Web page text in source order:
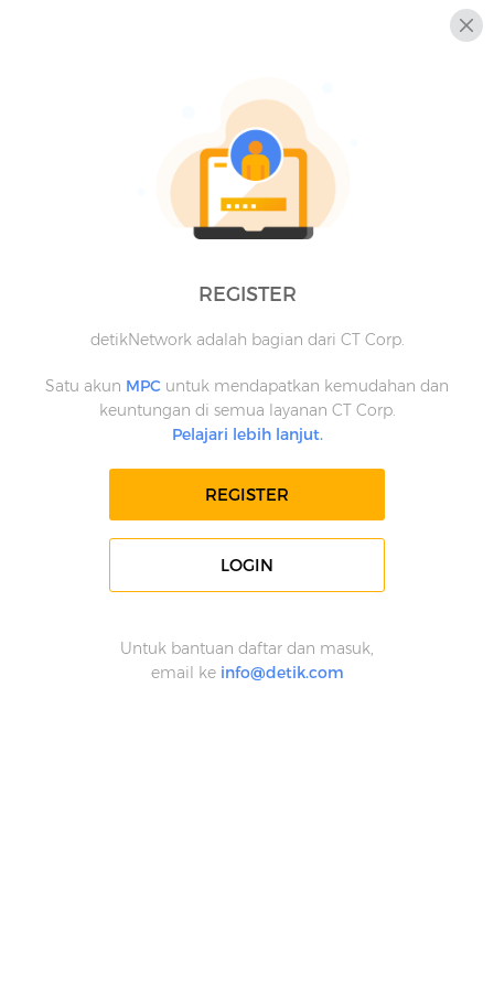
REGISTER
detikNetwork adalah bagian dari CT Corp.
Satu akun MPC untuk mendapatkan kemudahan dan
keuntungan di semua layanan CT Corp.
Pelajari lebih lanjut.
REGISTER
LOGIN
Untuk bantuan daftar dan masuk,
email ke info@detik.com